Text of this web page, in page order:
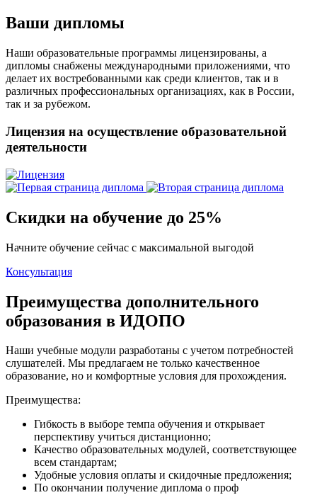
Ваши дипломы
Наши образовательные программы лицензированы, а
дипломы снабжены международными приложениями, что
делает их востребованными как среди клиентов, так и в
различных профессиональных организациях, как в России,
так и за рубежом.
Лицензия на осуществление образовательной
деятельности
Скидки на обучение до 25%
Начните обучение сейчас с максимальной выгодой
Консультация
Преимущества дополнительного
образования в ИДОПО
Наши учебные модули разработаны с учетом потребностей
слушателей. Мы предлагаем не только качественное
образование, но и комфортные условия для прохождения.
Преимущества:
Гибкость в выборе темпа обучения и открывает
перспективу учиться дистанционно;
Качество образовательных модулей, соответствующее
всем стандартам;
Удобные условия оплаты и скидочные предложения;
По окончании получение диплома о проф